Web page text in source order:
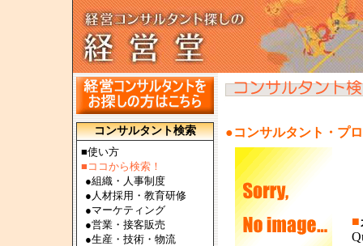
コンサルタント検索
■使い方
■ココから検索！
●組織・人事制度
● 人材採用・教育研修
●マーケティング
●営業・接客販売
●生産・技術・物流
●コンサルタント・プ
■